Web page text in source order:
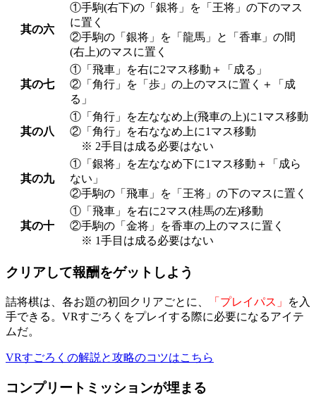
其の六
①手駒(右下)の「銀将」を「王将」の下のマス
に置く
②手駒の「銀将」を「龍馬」と「香車」の間
(右上)のマスに置く
其の七
①「飛車」を右に2マス移動＋「成る」
②「角行」を「歩」の上のマスに置く＋「成
る」
其の八
①「角行」を左ななめ上(飛車の上)に1マス移動
②「角行」を右ななめ上に1マス移動
※ 2手目は成る必要はない
其の九
①「銀将」を左ななめ下に1マス移動＋「成ら
ない」
②手駒の「飛車」を「王将」の下のマスに置く
其の十
①「飛車」を右に2マス(桂馬の左)移動
②手駒の「金将」を香車の上のマスに置く
※ 1手目は成る必要はない
クリアして報酬をゲットしよう
詰将棋は、各お題の初回クリアごとに、 「プレイパス」
を入
手できる。VRすごろくをプレイする際に必要になるアイテ
ムだ。
VRすごろくの解説と攻略のコツはこちら
コンプリートミッションが埋まる